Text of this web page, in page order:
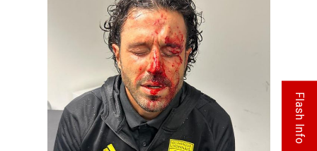
Flash Info